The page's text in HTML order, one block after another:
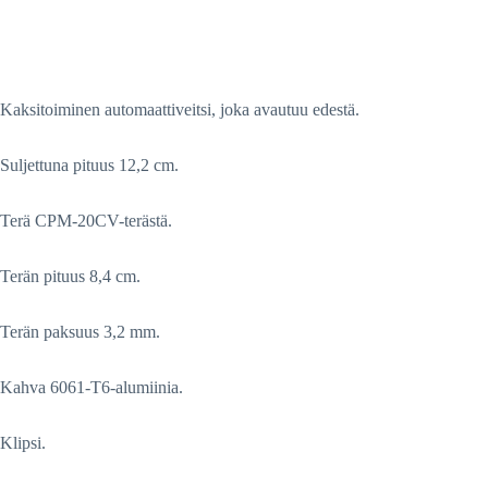
Kaksitoiminen automaattiveitsi, joka avautuu edestä.
Suljettuna pituus 12,2 cm.
Terä CPM-20CV-terästä.
Terän pituus 8,4 cm.
Terän paksuus 3,2 mm.
Kahva 6061-T6-alumiinia.
Klipsi.